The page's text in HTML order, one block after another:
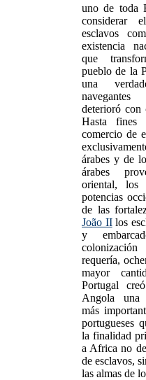
uno de toda
considerar
esclavos
existencia
que
pueblo de la
una
deterioró con
Hasta
comercio de
árabes y de
árabes
oriental, los
potencias
de las
João IIlos
y
requería,
mayor
Portugal
Angola una
más
portugueses
la finalidad
a Africa no
de esclavos,
las almas de